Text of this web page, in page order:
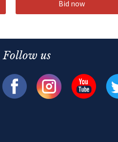
Bid now
Follow us